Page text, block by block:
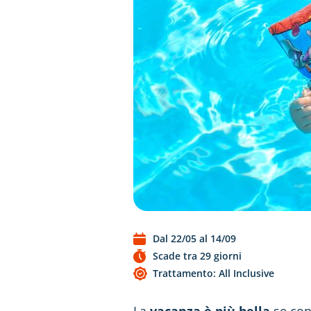
Dal 22/05 al 14/09
Scade tra 29 giorni
Trattamento: All Inclusive